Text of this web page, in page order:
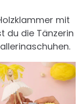
mit
du die Tänzerin